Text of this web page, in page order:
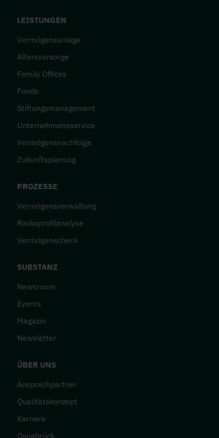
FOOTER-MENÜ
LEISTUNGEN
Vermögensanlage
Altersvorsorge
Family Offices
Fonds
Stiftungsmanagement
Unternehmensservice
Vermögensnachfolge
Zukunftsplanung
PROZESSE
Vermögensverwaltung
Risikoprofilanalyse
Vermögenscheck
SUBSTANZ
Newsroom
Events
Magazin
Newsletter
ÜBER UNS
Ansprechpartner
Qualitätskonzept
Karriere
Osnabrück